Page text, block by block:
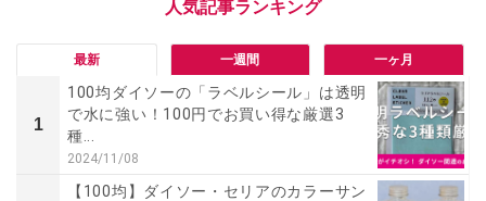
最新 一週間 一ヶ月
1
100均ダイソーの「ラベルシール」は透明
で水に強い！100円でお買い得な厳選3
種...
2024/11/08
【100均】ダイソー・セリアのカラーサン